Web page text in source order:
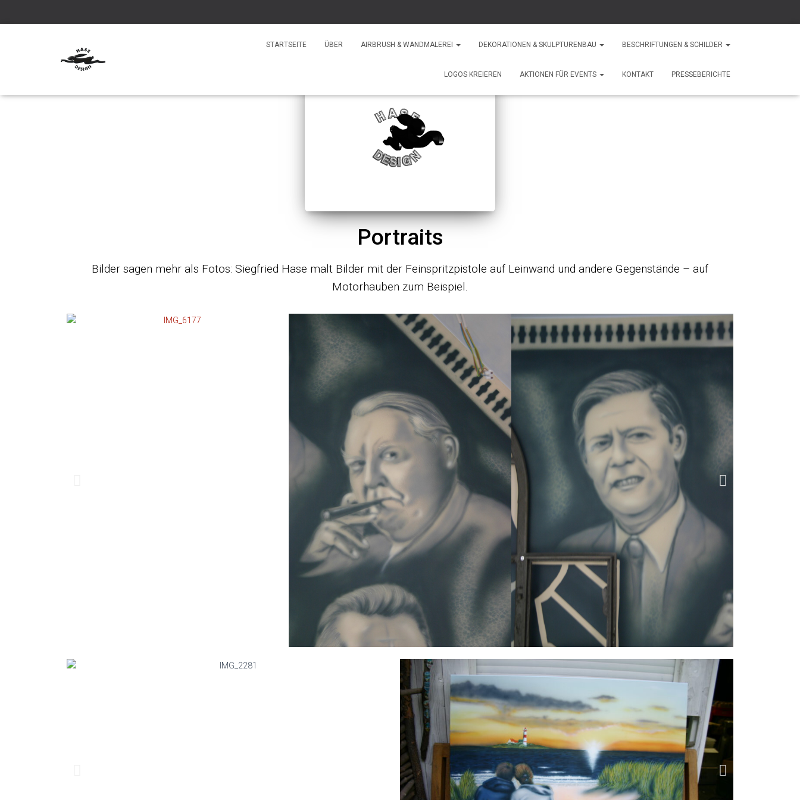
STARTSEITE ÜBER AIRBRUSH & WANDMALEREI DEKORATIONEN & SKULPTURENBAU BESCHRIFTUNGEN & SCHILDER
LOGOS KREIEREN AKTIONEN FÜR EVENTS KONTAKT PRESSEBERICHTE
Portraits
Bilder sagen mehr als Fotos: Siegfried Hase malt Bilder mit der Feinspritzpistole auf Leinwand und andere Gegenstände – auf
Motorhauben zum Beispiel.